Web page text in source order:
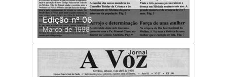
Edição nº 06
Março de 1998